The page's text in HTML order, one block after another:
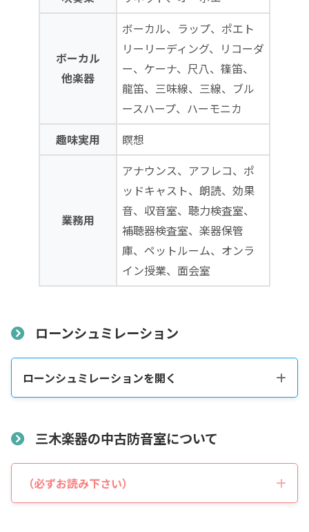
ボーカル
他楽器
ボーカル、ラップ、ポエト
リーリーディング、リコーダ
ー、ケーナ、尺八、篠笛、
龍笛、三味線、三線、ブル
ースハープ、ハーモニカ
趣味実用
瞑想
業務用
アナウンス、アフレコ、ポ
ッドキャスト、朗読、効果
音、収音室、聴力検査室、
補聴器検査室、楽器保管
庫、ペットルーム、オンラ
イン授業、面会室
ローンシュミレーション
ローンシュミレーションを開く
税込価格合計*
三木楽器の中古防音室について
（必ずお読み下さい）